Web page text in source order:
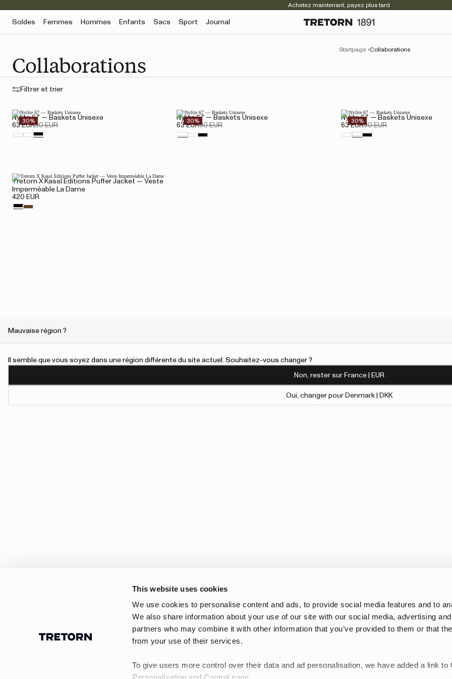
This website uses cookies
We use cookies to personalise content and ads, to provide social media features and to
We also share information about your use of our site with our social media, advertising
partners who may combine it with other information that you’ve provided to them or that
from your use of their services.
To give users more control over their data and ad personalisation, we have added a link to
Achetez maintenant, payez plus tard
Soldes Femmes Hommes Enfants Sacs Sport Journal
Collaborations
Startpage Collaborations
Filtrer et trier
30%
Nylite 67 — Baskets Unisexe
63 EUR90 EUR
30%
Nylite 67 — Baskets Unisexe
63 EUR90 EUR
30%
Nylite 67 — Baskets Unisexe
63 EUR90 EUR
Tretorn X Kassl Editions Puffer Jacket — Veste
Imperméable La Dame
420 EUR
Newsletter
Inscrivez-vous et
Mauvaise région ?
Il semble que vous soyez dans une région différente du site actuel. Souhaitez-vous changer ?
Non, rester sur France | EUR
Oui, changer pour Denmark | DKK